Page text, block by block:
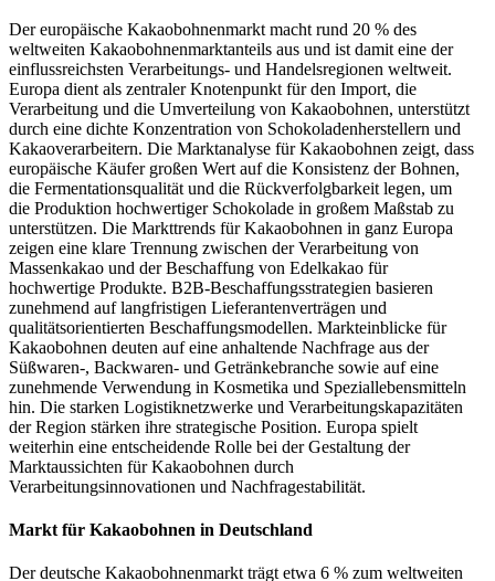
Der europäische Kakaobohnenmarkt macht rund 20 % des
weltweiten Kakaobohnenmarktanteils aus und ist damit eine der
einflussreichsten Verarbeitungs- und Handelsregionen weltweit.
Europa dient als zentraler Knotenpunkt für den Import, die
Verarbeitung und die Umverteilung von Kakaobohnen, unterstützt
durch eine dichte Konzentration von Schokoladenherstellern und
Kakaoverarbeitern. Die Marktanalyse für Kakaobohnen zeigt, dass
europäische Käufer großen Wert auf die Konsistenz der Bohnen,
die Fermentationsqualität und die Rückverfolgbarkeit legen, um
die Produktion hochwertiger Schokolade in großem Maßstab zu
unterstützen. Die Markttrends für Kakaobohnen in ganz Europa
zeigen eine klare Trennung zwischen der Verarbeitung von
Massenkakao und der Beschaffung von Edelkakao für
hochwertige Produkte. B2B-Beschaffungsstrategien basieren
zunehmend auf langfristigen Lieferantenverträgen und
qualitätsorientierten Beschaffungsmodellen. Markteinblicke für
Kakaobohnen deuten auf eine anhaltende Nachfrage aus der
Süßwaren-, Backwaren- und Getränkebranche sowie auf eine
zunehmende Verwendung in Kosmetika und Speziallebensmitteln
hin. Die starken Logistiknetzwerke und Verarbeitungskapazitäten
der Region stärken ihre strategische Position. Europa spielt
weiterhin eine entscheidende Rolle bei der Gestaltung der
Marktaussichten für Kakaobohnen durch
Verarbeitungsinnovationen und Nachfragestabilität.
Markt für Kakaobohnen in Deutschland
Der deutsche Kakaobohnenmarkt trägt etwa 6 % zum weltweiten